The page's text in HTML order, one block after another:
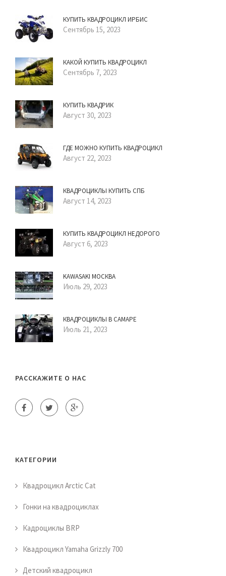
КУПИТЬ КВАДРОЦИКЛ ИРБИС
Сентябрь 15, 2023
КАКОЙ КУПИТЬ КВАДРОЦИКЛ
Сентябрь 7, 2023
КУПИТЬ КВАДРИК
Август 30, 2023
ГДЕ МОЖНО КУПИТЬ КВАДРОЦИКЛ
Август 22, 2023
КВАДРОЦИКЛЫ КУПИТЬ СПБ
Август 14, 2023
КУПИТЬ КВАДРОЦИКЛ НЕДОРОГО
Август 6, 2023
KAWASAKI МОСКВА
Июль 29, 2023
КВАДРОЦИКЛЫ В САМАРЕ
Июль 21, 2023
РАССКАЖИТЕ О НАС
КАТЕГОРИИ
Квадроцикл Arctic Cat
Гонки на квадроциклах
Кадроциклы BRP
Квадроцикл Yamaha Grizzly 700
Детский квадроцикл